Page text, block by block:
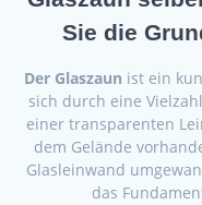
Sie die
Der Glaszaun ist ein
sich durch eine
einer transparenten
dem Gelände
Glasleinwand
das